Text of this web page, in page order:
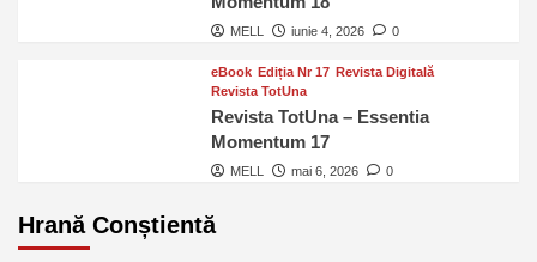
MELL iunie 4, 2026 0
eBook Ediția Nr 17 Revista Digitală
Revista TotUna
Revista TotUna – Essentia
Momentum 17
MELL mai 6, 2026 0
Hrană Conștientă